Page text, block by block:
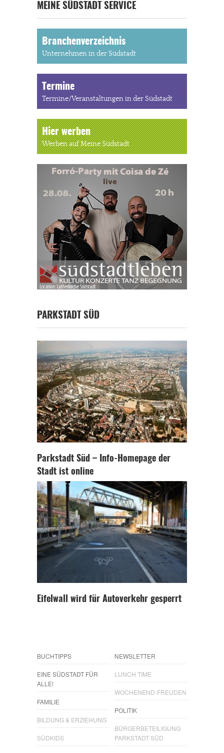
MEINE SÜDSTADT SERVICE
Branchenverzeichnis
Unternehmen in der Südstadt
Termine
Termine/Veranstaltungen in der Südstadt
Hier werben
Werben auf Meine Südstadt
PARKSTADT SÜD
Parkstadt Süd – Info-Homepage der
Stadt ist online
Eifelwall wird für Autoverkehr gesperrt
BUCHTIPPS
EINE SÜDSTADT FÜR
ALLE!
FAMILIE
BILDUNG & ERZIEHUNG
SÜDKIDS
NEWSLETTER
LUNCH TIME
WOCHENEND-FREUDEN
POLITIK
BÜRGERBETEILIGUNG
PARKSTADT SÜD